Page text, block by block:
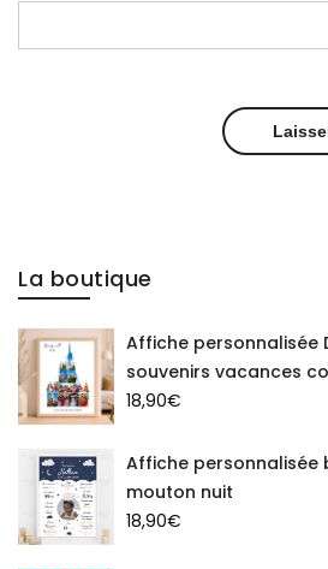
La boutique
Affiche personnalisée
souvenirs vacances
18,90€
Affiche
mouton nuit
18,90€